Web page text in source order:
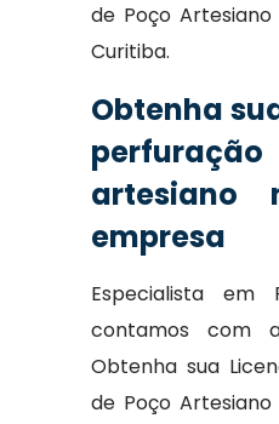
de Poço
Curitiba.
Obtenha
artesiano
empresa
Especialista em
contamos com
Obtenha sua
de Poço